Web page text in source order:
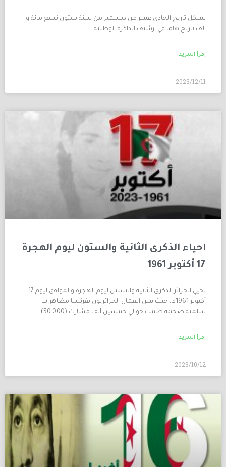
يشكل تاريخ الحادي عشر من ديسمبر من سنة ستون تسع مائة و
الف تاريخ هاما في ارشيف الذاكرة الوطنية
إقرأ المزيد
2023/12/11
احياء الذكرى الثانية والستون ليوم الهجرة
17 أكتوبر 1961
تحيي الجزائر الذكرى الثانية والستين ليوم الهجرة والموافق ليوم 17
أكتوبر 1961م، حيث شن العمال الجزائريون بفرنسا مظاهرات
سلمية ضخمة ضمت حوالي خمسين ألف مشارك (50.000)
إقرأ المزيد
2023/10/12